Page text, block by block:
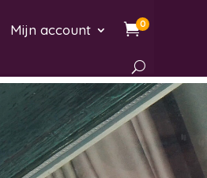
Mijn account 0